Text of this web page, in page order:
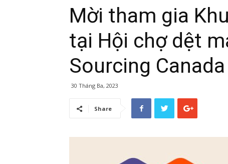
Mời tham gia
tại Hội chợ dệt
Sourcing
30 Tháng Ba, 2023
Share